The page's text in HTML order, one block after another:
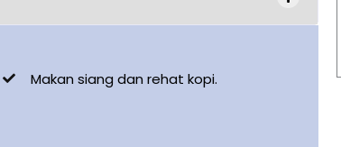
Makan siang dan rehat kopi.